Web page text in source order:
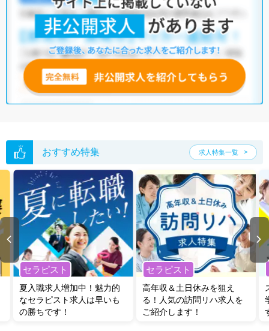
員)・病院・介護福祉施設・小児リハビリ
他の条件でも人気の求人がございますので、「こだわり条件」から検索
いただくか、お気軽にお問い合わせください。
全国の作業療法士求人から検索いただくことも可能です。
無料転職支援サービス
にお申し込みいただくと、ご希望条件をヒアリン
グした上で求人をご提案いたします。
ご希望条件がまだ定まっていない方は人気の希望条件をピックアップし
い。
おすすめ特集 求人特集一覧
セラピスト
夏入職求人増加中！魅力的
なセラピスト求人は早いも
の勝ちです！
セラピスト
高年収＆土日休みを狙え
る！人気の訪問リハ求人を
ご紹介します！